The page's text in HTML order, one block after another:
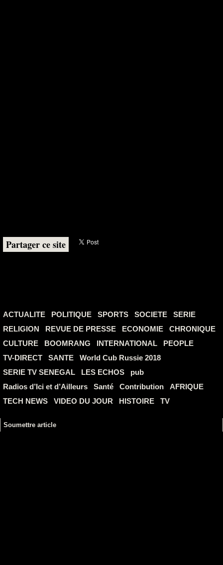
Partager ce site
ACTUALITE POLITIQUE SPORTS SOCIETE
SERIE
RELIGION
REVUE DE PRESSE ECONOMIE
CHRONIQUE
CULTURE
BOOMRANG INTERNATIONAL
PEOPLE
TV-DIRECT
SANTE
World Cub Russie 2018
SERIE TV SENEGAL
LES ECHOS
pub
Radios d’Ici et d’Ailleurs
Santé Contribution
AFRIQUE
TECH NEWS
VIDEO DU JOUR HISTOIRE TV
Soumettre article